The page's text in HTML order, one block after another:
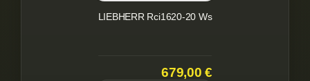
LIEBHERR Rci1620-20 Ws
679,00 €